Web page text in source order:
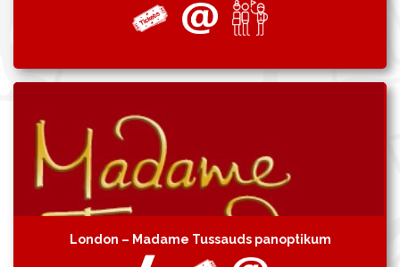
London – Madame Tussauds panoptikum